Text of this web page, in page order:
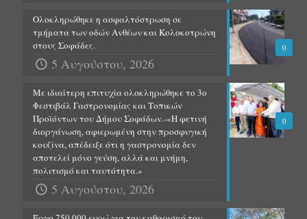
0
Ολοκληρώθηκε η ασφαλτόστρωση σε
τμήματα των οδών Ανθέων και Κολοκοτρώνη
στους Σοφάδες.
5 Αυγούστου, 2026
0
Με ιδιαίτερη επιτυχία ολοκληρώθηκε το 3ο
Φεστιβάλ Γαστρονομίας και Τοπικών
Προϊόντων του Δήμου Σοφάδων.-«Η φετινή
διοργάνωση, αφιερωμένη στην προσφυγική
κουζίνα, απέδειξε ότι η γαστρονομία δεν
αποτελεί μόνο γεύση, αλλά και μνήμη,
πολιτισμό και ταυτότητα.»
5 Αυγούστου, 2026